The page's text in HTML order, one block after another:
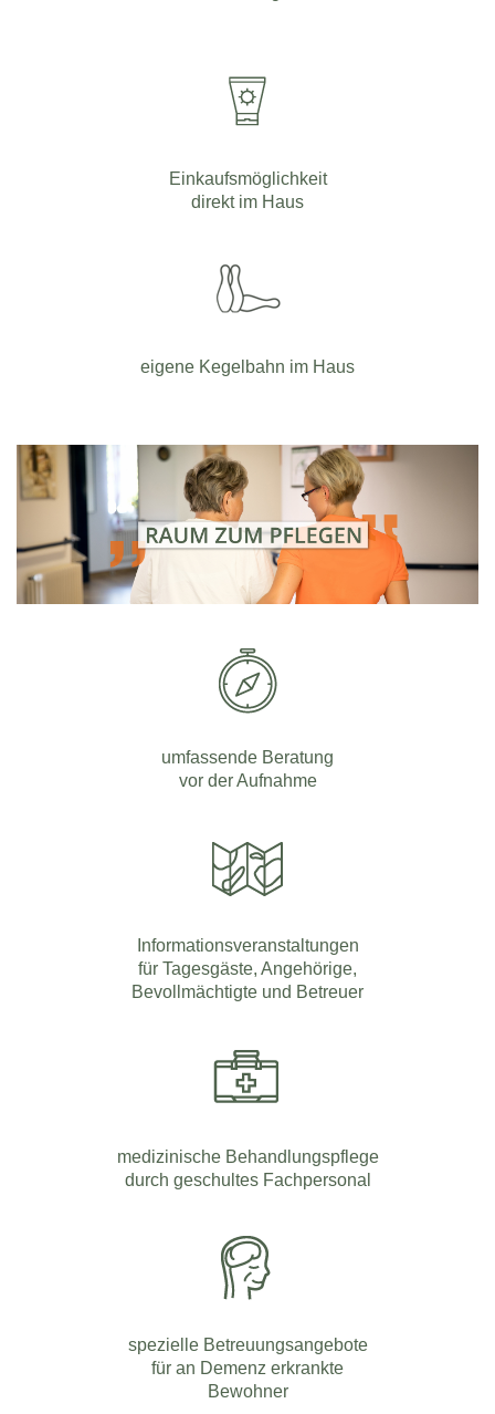
Einkaufsmöglichkeit
direkt im Haus
eigene Kegelbahn im Haus
umfassende Beratung
vor der Aufnahme
Informationsveranstaltungen
für Tagesgäste, Angehörige,
Bevollmächtigte und Betreuer
medizinische Behandlungspflege
durch geschultes Fachpersonal
spezielle Betreuungsangebote
für an Demenz erkrankte
Bewohner